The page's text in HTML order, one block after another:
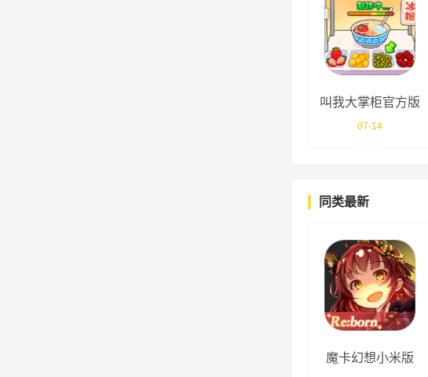
叫我大掌柜官方版
07-14
同类最新
魔卡幻想小米版